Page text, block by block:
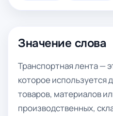
Значение слова
Транспортная лента —
которое используется
товаров, материалов
производственных,